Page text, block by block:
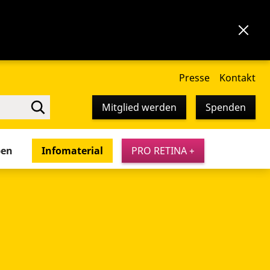
Presse Kontakt
Mitglied werden Spenden
Infomaterial PRO RETINA +